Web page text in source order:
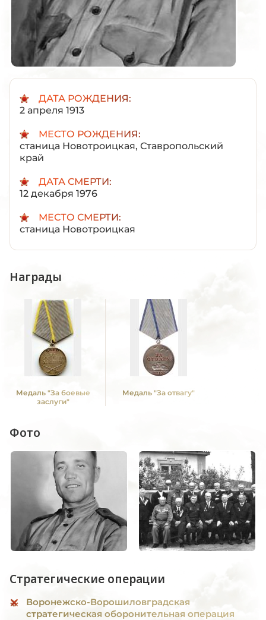
ДАТА РОЖДЕНИЯ:
2 апреля 1913
МЕСТО РОЖДЕНИЯ:
станица Новотроицкая, Ставропольский
край
ДАТА СМЕРТИ:
12 декабря 1976
МЕСТО СМЕРТИ:
станица Новотроицкая
Награды
Медаль "За боевые
заслуги"
Медаль "За отвагу"
Фото
Стратегические операции
Воронежско-Ворошиловградская
стратегическая оборонительная операция